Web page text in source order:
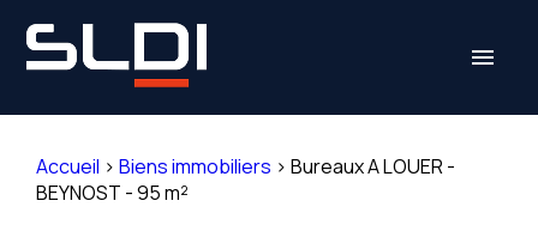
menu
Accueil > Biens immobiliers > Bureaux A LOUER -
BEYNOST - 95 m²